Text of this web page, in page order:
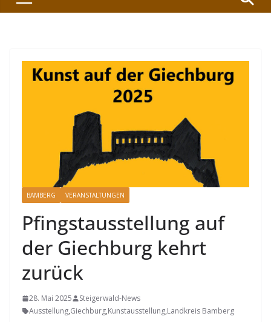
BAMBERG VERANSTALTUNGEN
Pfingstausstellung auf
der Giechburg kehrt
zurück
28. Mai 2025
Steigerwald-News
Ausstellung,Giechburg,Kunstausstellung,Landkreis Bamberg